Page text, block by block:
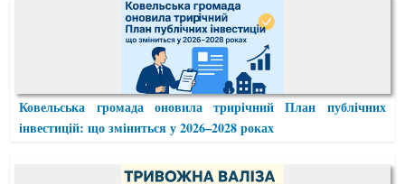
Ковельська громада оновила трирічний План публічних
інвестицій: що зміниться у 2026–2028 роках